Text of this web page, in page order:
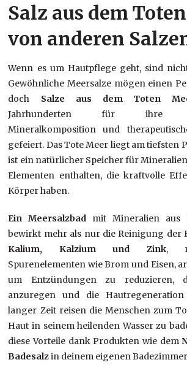
Salz aus dem
von anderen
Wenn es um Hautpflege geht, sind
Gewöhnliche Meersalze mögen einen
doch Salze aus dem Toten
Jahrhunderten für ihre
Mineralkomposition und
gefeiert. Das Tote Meer liegt am tiefsten
ist ein natürlicher Speicher für
Elementen enthalten, die kraftvolle
Körper haben.
Ein Meersalzbad mit Mineralien aus
bewirkt mehr als nur die Reinigung der
Kalium, Kalzium und Zink,
Spurenelementen wie Brom und Eisen,
um Entzündungen zu reduzieren,
anzuregen und die
langer Zeit reisen die Menschen zum
Haut in seinem heilenden Wasser zu
diese Vorteile dank Produkten wie dem
Badesalzin deinem eigenen